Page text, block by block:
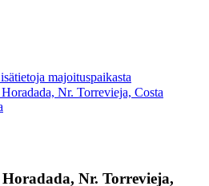
majoituspaikasta
Nr. Torrevieja, Costa
Nr. Torrevieja,